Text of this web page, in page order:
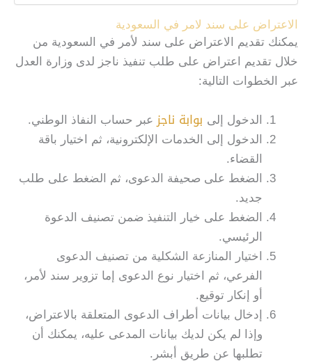
الاعتراض على سند لامر في السعودية
يمكنك تقديم الاعتراض على سند لأمر في السعودية من
خلال تقديم اعتراض على طلب تنفيذ ناجز لدى وزارة العدل
عبر الخطوات التالية:
الدخول إلى بوابة ناجز عبر حساب النفاذ الوطني.
الدخول إلى الخدمات الإلكترونية، ثم اختيار باقة
القضاء.
الضغط على صحيفة الدعوى، ثم الضغط على طلب
جديد.
الضغط على خيار التنفيذ ضمن تصنيف الدعوة
الرئيسي.
اختيار المنازعة الشكلية من تصنيف الدعوى
الفرعي، ثم اختيار نوع الدعوى إما تزوير سند لأمر،
أو إنكار توقيع.
إدخال بيانات أطراف الدعوى المتعلقة بالاعتراض،
وإذا لم يكن لديك بيانات المدعى عليه، يمكنك أن
تطلبها عن طريق أبشر.